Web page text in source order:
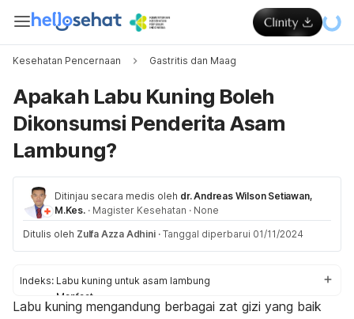
Kesehatan Pencernaan Gastritis dan Maag
Apakah Labu Kuning Boleh
Dikonsumsi Penderita Asam
Lambung?
Ditinjau secara medis oleh dr. Andreas Wilson Setiawan,
M.Kes. · Magister Kesehatan · None
Ditulis oleh Zulfa Azza Adhini · Tanggal diperbarui 01/11/2024
Indeks: Labu kuning untuk asam lambung
Manfaat
Cara mengolah
Labu kuning mengandung berbagai zat gizi yang baik